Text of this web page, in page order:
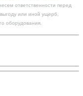
ответственности перед
или иной ущерб,
оборудования.